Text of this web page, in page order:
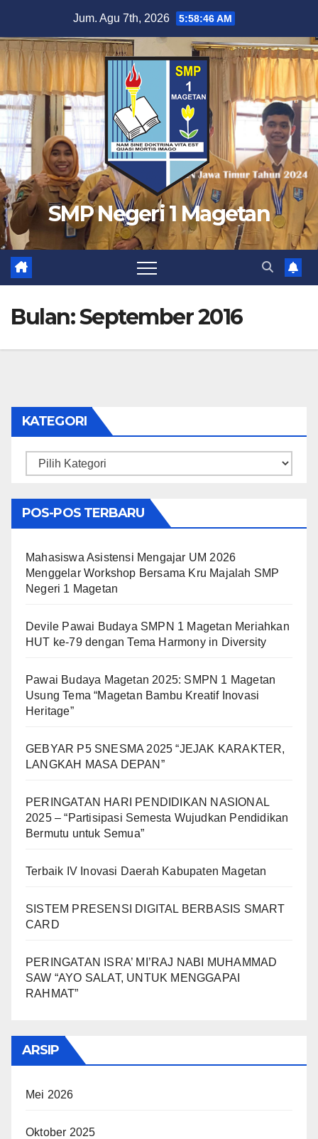
content
Jum. Agu 7th, 2026 5:58:47 AM
SMP Negeri 1 Magetan
Bulan:September 2016
KATEGORI
Kategori
POS-POS TERBARU
Mahasiswa Asistensi Mengajar UM 2026
Menggelar Workshop Bersama Kru Majalah SMP
Negeri 1 Magetan
Devile Pawai Budaya SMPN 1 Magetan Meriahkan
HUT ke-79 dengan Tema Harmony in Diversity
Pawai Budaya Magetan 2025: SMPN 1 Magetan
Usung Tema “Magetan Bambu Kreatif Inovasi
Heritage”
GEBYAR P5 SNESMA 2025 “JEJAK KARAKTER,
LANGKAH MASA DEPAN”
PERINGATAN HARI PENDIDIKAN NASIONAL
2025 – “Partisipasi Semesta Wujudkan Pendidikan
Bermutu untuk Semua”
Terbaik IV Inovasi Daerah Kabupaten Magetan
SISTEM PRESENSI DIGITAL BERBASIS SMART
CARD
PERINGATAN ISRA’ MI’RAJ NABI MUHAMMAD
SAW “AYO SALAT, UNTUK MENGGAPAI
RAHMAT”
ARSIP
Mei 2026
Oktober 2025